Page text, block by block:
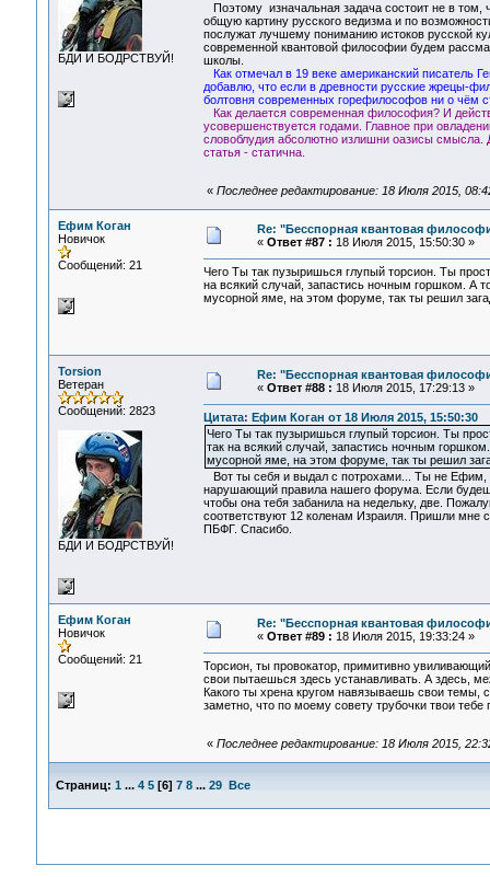
БДИ И БОДРСТВУЙ!
Поэтому изначальная задача состоит не в том,
общую картину русского ведизма и по
послужат лучшему пониманию истоков русской
современной квантовой философии будем
школы.
Как отмечал в 19 веке американский
добавлю, что если в древности русские жрецы-
болтовня современных горефилософов ни о чём
Как делается современная философия? И
усовершенствуется годами. Главное при
словоблудия абсолютно излишни оазисы смысла.
статья - статична.
« Последнее редактирование: 18 Июля 2015,
Ефим Коган
Новичок
Сообщений: 21
Re: "Бесспорная квантовая
« Ответ #87 : 18 Июля 2015, 15:50:30 »
Чего Ты так пузыришься глупый торсион. Ты
на всякий случай, запастись ночным горшком. А
мусорной яме, на этом форуме, так ты решил
Torsion
Ветеран
Сообщений: 2823
БДИ И БОДРСТВУЙ!
Re: "Бесспорная квантовая
« Ответ #88 : 18 Июля 2015, 17:29:13 »
Цитата: Ефим Коган от 18 Июля 2015, 15:50:30
Чего Ты так пузыришься глупый торсион. Ты
так на всякий случай, запастись ночным
мусорной яме, на этом форуме, так ты решил
Вот ты себя и выдал с потрохами... Ты не Ефим,
нарушающий правила нашего форума. Если
чтобы она тебя забанила на недельку, две.
соответствуют 12 коленам Израиля. Пришли мне
ПБФГ. Спасибо.
Ефим Коган
Новичок
Сообщений: 21
Re: "Бесспорная квантовая
« Ответ #89 : 18 Июля 2015, 19:33:24 »
Торсион, ты провокатор, примитивно
свои пытаешься здесь устанавливать. А здесь,
Какого ты хрена кругом навязываешь свои
заметно, что по моему совету трубочки твои
« Последнее редактирование: 18 Июля 2015,
Страниц: 1 ... 4 5[6] 7 8 ... 29 Все